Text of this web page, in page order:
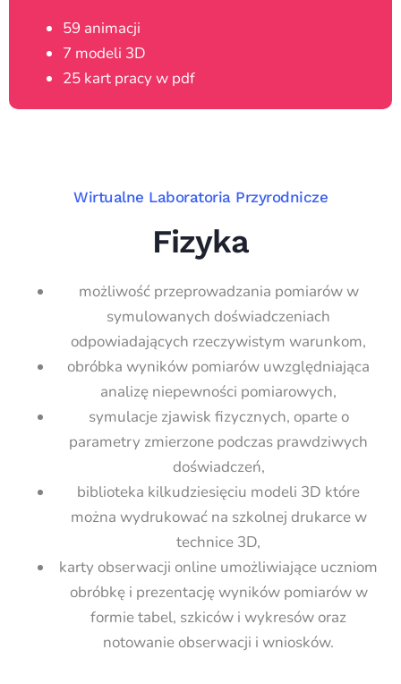
59 animacji
7 modeli 3D
25 kart pracy w pdf
Wirtualne Laboratoria Przyrodnicze
Fizyka
możliwość przeprowadzania pomiarów w
symulowanych doświadczeniach
odpowiadających rzeczywistym warunkom,
obróbka wyników pomiarów uwzględniająca
analizę niepewności pomiarowych,
symulacje zjawisk fizycznych, oparte o
parametry zmierzone podczas prawdziwych
doświadczeń,
biblioteka kilkudziesięciu modeli 3D które
można wydrukować na szkolnej drukarce w
technice 3D,
karty obserwacji online umożliwiające uczniom
obróbkę i prezentację wyników pomiarów w
formie tabel, szkiców i wykresów oraz
notowanie obserwacji i wniosków.